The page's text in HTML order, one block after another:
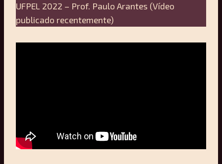
UFPEL 2022 – Prof. Paulo Arantes (Vídeo
publicado recentemente)